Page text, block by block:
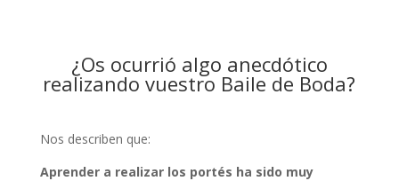
¿Os ocurrió algo anecdótico
realizando vuestro Baile de Boda?
Nos describen que:
Aprender a realizar los portés ha sido muy